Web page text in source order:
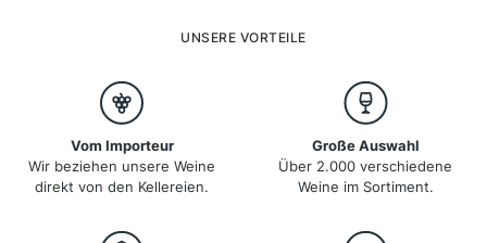
Bocksbeuteln abgefüllt, die für die Region
UNSERE VORTEILE
Vom Importeur
Wir beziehen unsere Weine
direkt von den Kellereien.
Große Auswahl
Über 2.000 verschiedene
Weine im Sortiment.